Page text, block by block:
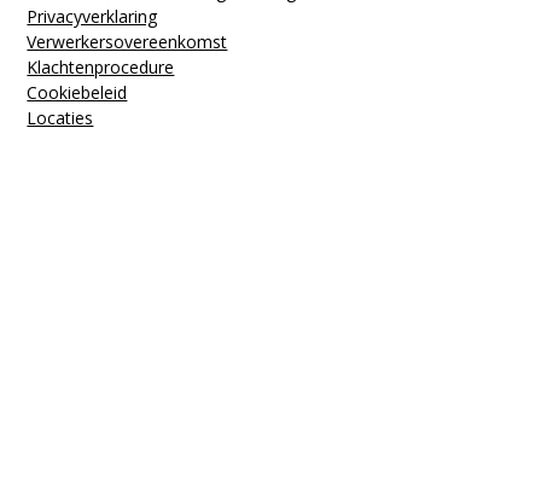
Privacyverklaring
Verwerkers­overeenkomst
Klachten­procedure
Cookiebeleid
Locaties